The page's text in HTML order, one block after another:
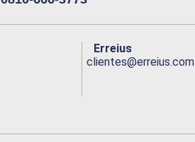
Erreius
clientes@erreius.com